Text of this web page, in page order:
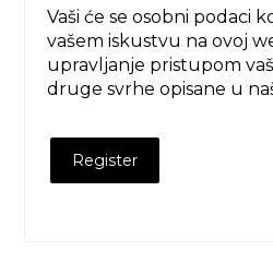
Vaši će se osobni podaci
vašem iskustvu na ovoj
upravljanje pristupom
druge svrhe opisane u
Register